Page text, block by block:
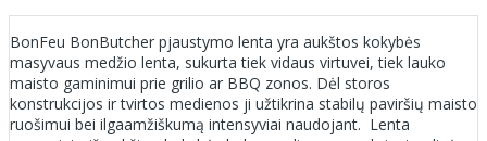
BonFeu BonButcher pjaustymo lenta yra aukštos kokybės
masyvaus medžio lenta, sukurta tiek vidaus virtuvei, tiek lauko
maisto gaminimui prie grilio ar BBQ zonos. Dėl storos
konstrukcijos ir tvirtos medienos ji užtikrina stabilų paviršių maisto
ruošimui bei ilgaamžiškumą intensyviai naudojant. Lenta